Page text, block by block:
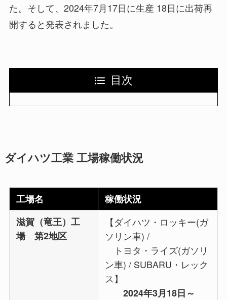
た。そして、2024年7月17日に生産 18日に出荷再
開すると発表されました。
目次
ダイハツ工業 工場稼働状況
工場名
稼働状況
滋賀（竜王）工
場 第2地区
【ダイハツ・ロッキー(ガ
ソリン車) /
トヨタ・ライズ(ガソリ
ン車) / SUBARU・レック
ス】
2024年3月18日～